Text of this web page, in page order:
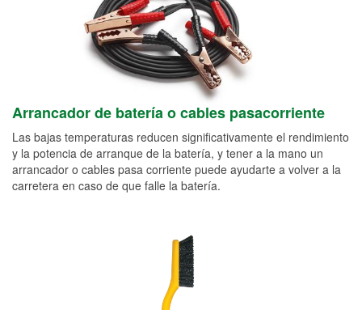
Arrancador de batería o cables pasacorriente
Las bajas temperaturas reducen significativamente el rendimiento
y la potencia de arranque de la batería, y tener a la mano un
arrancador o cables pasa corriente puede ayudarte a volver a la
carretera en caso de que falle la batería.